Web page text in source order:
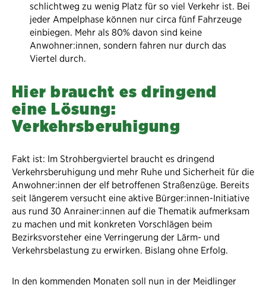
schlichtweg zu wenig Platz für so viel Verkehr ist. Bei
jeder Ampelphase können nur circa fünf Fahrzeuge
einbiegen. Mehr als 80% davon sind keine
Anwohner:innen, sondern fahren nur durch das
Viertel durch.
Hier braucht es dringend
eine Lösung:
Verkehrsberuhigung
Fakt ist: Im Strohbergviertel braucht es dringend
Verkehrsberuhigung und mehr Ruhe und Sicherheit für die
Anwohner:innen der elf betroffenen Straßenzüge. Bereits
seit längerem versucht eine aktive Bürger:innen-Initiative
aus rund 30 Anrainer:innen auf die Thematik aufmerksam
zu machen und mit konkreten Vorschlägen beim
Bezirksvorsteher eine Verringerung der Lärm- und
Verkehrsbelastung zu erwirken. Bislang ohne Erfolg.
In den kommenden Monaten soll nun in der Meidlinger